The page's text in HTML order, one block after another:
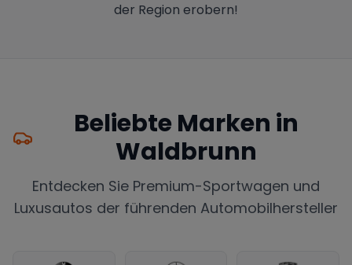
der Region erobern!
Beliebte Marken in
Waldbrunn
Entdecken Sie Premium-Sportwagen und
Luxusautos der führenden Automobilhersteller